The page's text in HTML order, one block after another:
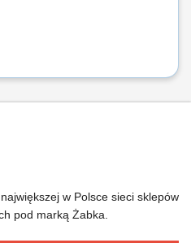
w Polsce sieci sklepów
pod marką Żabka.